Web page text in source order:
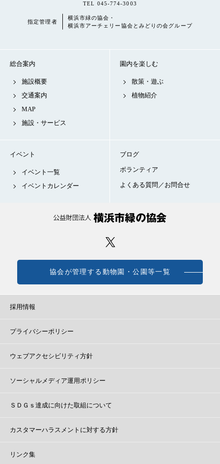
TEL 045-774-3003
指定管理者
横浜市緑の協会・
横浜市アーチェリー協会とみどりの会グループ
総合案内
施設概要
交通案内
MAP
施設・サービス
園内を楽しむ
散策・遊ぶ
植物紹介
イベント
イベント一覧
イベントカレンダー
ブログ
ボランティア
よくある質問／お問合せ
協会が管理する動物園・公園等一覧
採用情報
プライバシーポリシー
ウェブアクセシビリティ方針
ソーシャルメディア運用ポリシー
ＳＤＧｓ達成に向けた取組について
カスタマーハラスメントに対する方針
リンク集